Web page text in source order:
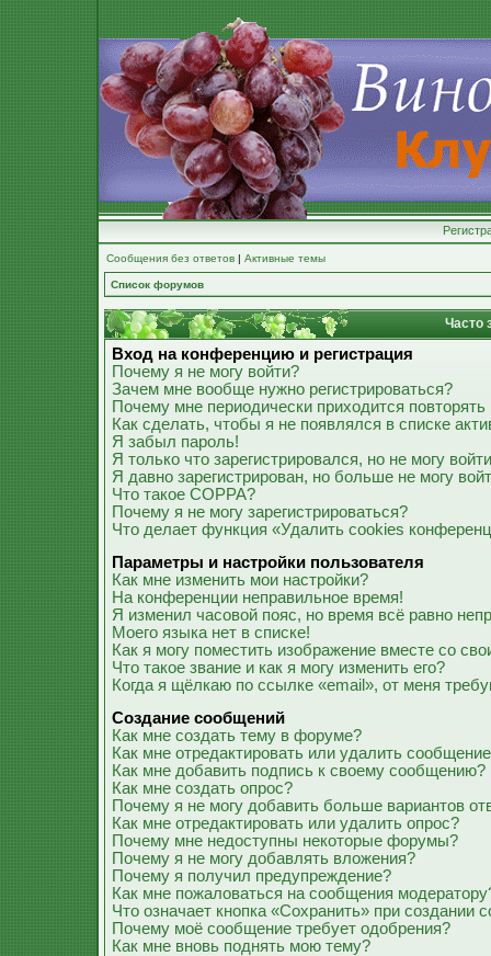
Сообщения без ответов | Активные темы
Список форумов
Часто
Вход на конференцию и регистрация
Почему я не могу войти?
Зачем мне вообще нужно регистрироваться?
Почему мне периодически приходится
Как сделать, чтобы я не появлялся в списке
Я забыл пароль!
Я только что зарегистрировался, но не могу
Я давно зарегистрирован, но больше не могу
Что такое COPPA?
Почему я не могу зарегистрироваться?
Что делает функция «Удалить cookies
Параметры и настройки пользователя
Как мне изменить мои настройки?
На конференции неправильное время!
Я изменил часовой пояс, но время всё равно
Моего языка нет в списке!
Как я могу поместить изображение вместе со
Что такое звание и как я могу изменить его?
Когда я щёлкаю по ссылке «email», от меня
Создание сообщений
Как мне создать тему в форуме?
Как мне отредактировать или удалить
Как мне добавить подпись к своему сообщению?
Как мне создать опрос?
Почему я не могу добавить больше вариантов
Как мне отредактировать или удалить опрос?
Почему мне недоступны некоторые форумы?
Почему я не могу добавлять вложения?
Почему я получил предупреждение?
Как мне пожаловаться на сообщения
Что означает кнопка «Сохранить» при создании
Почему моё сообщение требует одобрения?
Как мне вновь поднять мою тему?